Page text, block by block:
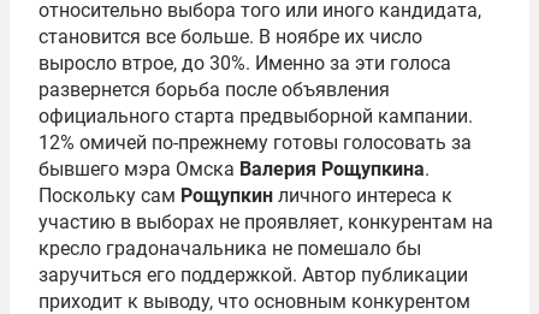
относительно выбора того или иного кандидата,
становится все больше. В ноябре их число
выросло втрое, до 30%. Именно за эти голоса
развернется борьба после объявления
официального старта предвыборной кампании.
12% омичей по-прежнему готовы голосовать за
бывшего мэра Омска Валерия Рощупкина.
Поскольку сам Рощупкин личного интереса к
участию в выборах не проявляет, конкурентам на
кресло градоначальника не помешало бы
заручиться его поддержкой. Автор публикации
приходит к выводу, что основным конкурентом